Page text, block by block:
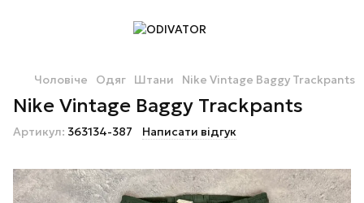
Чоловіче Одяг Штани Nike Vintage Baggy Trackpants
Nike Vintage Baggy Trackpants
Артикул: 363134-387 Написати відгук